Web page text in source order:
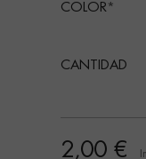
COLOR
CANTIDAD
2,00 €